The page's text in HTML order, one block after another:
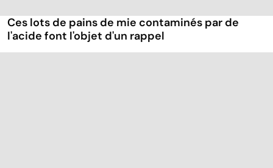
Ces lots de pains de mie contaminés par de
l'acide font l'objet d'un rappel